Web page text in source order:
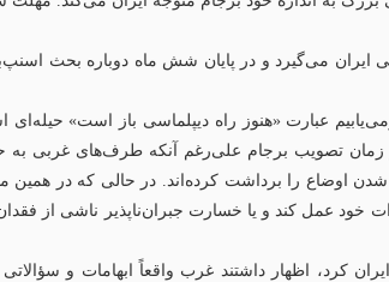
امنیتی ایران می‌گیرد و در پایان شش ماه دوباره بحث
عبارت «هنوز راه دیپلماسی باز است»
زمان تصویب برجام علی‌رغم آنکه طرف‌های غربی به
شدن اوضاع را برداشت کرده‌اند. در حالی که در همین
خود عمل کند و یا خسارت جبران‌ناپذیر ناشی از
ایران کرد، اظهار داشتند غرب واقعاً ابهامات و